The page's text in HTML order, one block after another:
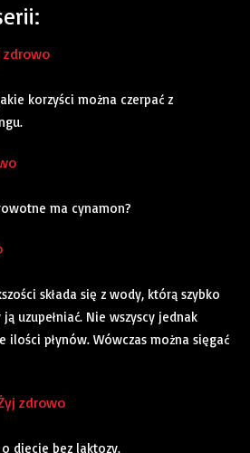
zdrowo
korzyści można czerpać z
ma cynamon?
składa się z wody, którą szybko
uzupełniać. Nie wszyscy jednak
płynów. Wówczas można sięgać
zdrowo
diecie bez laktozy.